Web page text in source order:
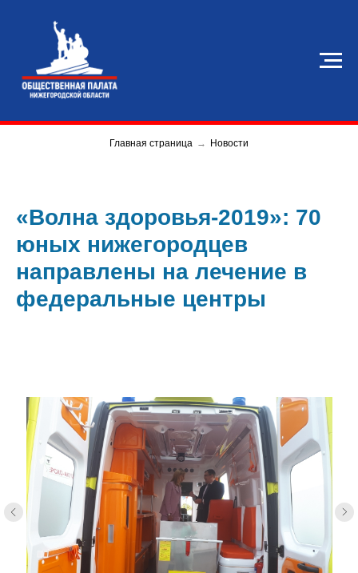
Главная страница → Новости
«Волна здоровья-2019»: 70
юных нижегородцев
направлены на лечение в
федеральные центры